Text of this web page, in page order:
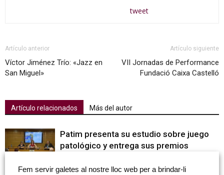
tweet
Artículo anterior
Víctor Jiménez Trío: «Jazz en
San Miguel»
Artículo siguiente
VII Jornadas de Performance
Fundació Caixa Castelló
Artículo relacionados Más del autor
Patim presenta su estudio sobre juego
patológico y entrega sus premios
Fem servir galetes al nostre lloc web per a brindar-li